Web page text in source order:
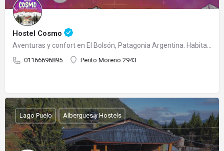
Hostel Cosmo
01166696895 Perito Moreno 2943
Lago Puelo Albergues y Hostels